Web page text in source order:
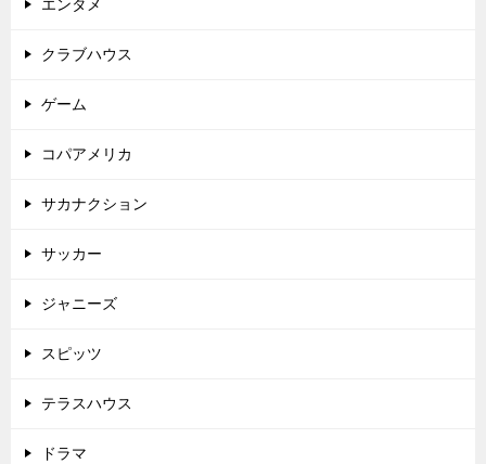
エンタメ
クラブハウス
ゲーム
コパアメリカ
サカナクション
サッカー
ジャニーズ
スピッツ
テラスハウス
ドラマ